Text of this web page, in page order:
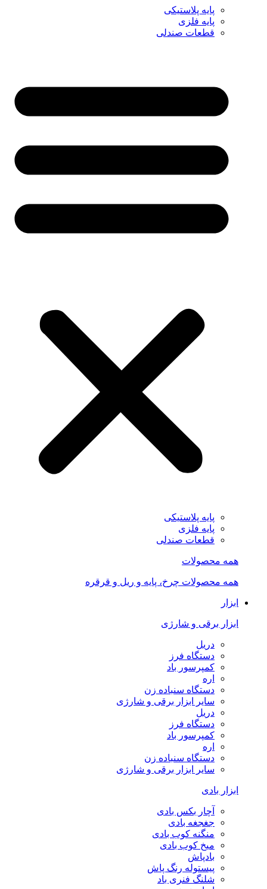
پایه پلاستیکی
پایه فلزی
قطعات صندلی
پایه پلاستیکی
پایه فلزی
قطعات صندلی
همه محصولات
همه محصولات چرخ، پایه و ریل و قرقره
ابزار
ابزار برقی و شارژی
دریل
دستگاه فرز
کمپرسور باد
اره
دستگاه سنباده زن
سایر ابزار برقی و شارژی
دریل
دستگاه فرز
کمپرسور باد
اره
دستگاه سنباده زن
سایر ابزار برقی و شارژی
ابزار بادی
آچار بکس بادی
جغجغه بادی
منگنه کوب بادی
میخ کوب بادی
بادپاش
پیستوله رنگ پاش
شلنگ فنری باد